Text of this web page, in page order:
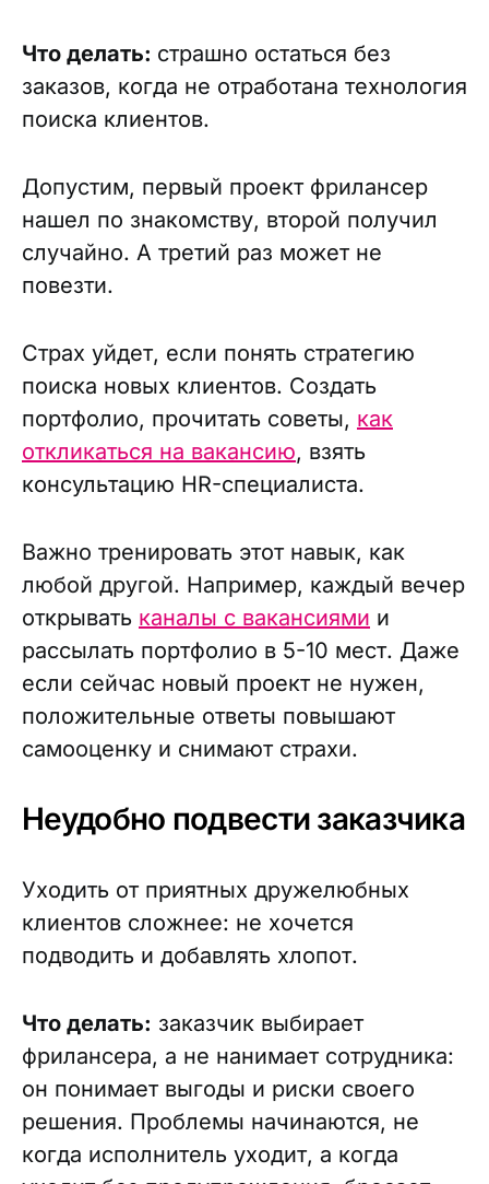
Что делать: страшно остаться без
заказов, когда не отработана технология
поиска клиентов.
Допустим, первый проект фрилансер
нашел по знакомству, второй получил
случайно. А третий раз может не
повезти.
Страх уйдет, если понять стратегию
поиска новых клиентов. Создать
портфолио, прочитать советы, как
откликаться на вакансию, взять
консультацию HR-специалиста.
Важно тренировать этот навык, как
любой другой. Например, каждый вечер
открывать каналы с вакансиями и
рассылать портфолио в 5-10 мест. Даже
если сейчас новый проект не нужен,
положительные ответы повышают
самооценку и снимают страхи.
Неудобно подвести заказчика
Уходить от приятных дружелюбных
клиентов сложнее: не хочется
подводить и добавлять хлопот.
Что делать: заказчик выбирает
фрилансера, а не нанимает сотрудника:
он понимает выгоды и риски своего
решения. Проблемы начинаются, не
когда исполнитель уходит, а когда